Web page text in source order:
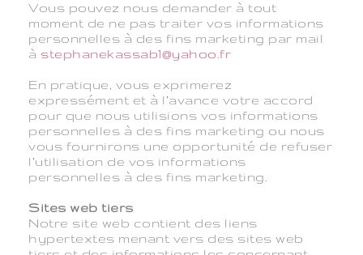
Vous pouvez nous demander à tout
moment de ne pas traiter vos informations
personnelles à des fins marketing par mail
à stephanekassab1@yahoo.fr
En pratique, vous exprimerez
expressément et à l’avance votre accord
pour que nous utilisions vos informations
personnelles à des fins marketing ou nous
vous fournirons une opportunité de refuser
l’utilisation de vos informations
personnelles à des fins marketing.
Sites web tiers
Notre site web contient des liens
hypertextes menant vers des sites web